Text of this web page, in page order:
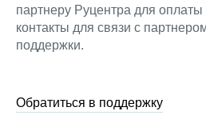
партнеру Руцентра для
контакты для связи с
поддержки.
Обратиться в поддержку